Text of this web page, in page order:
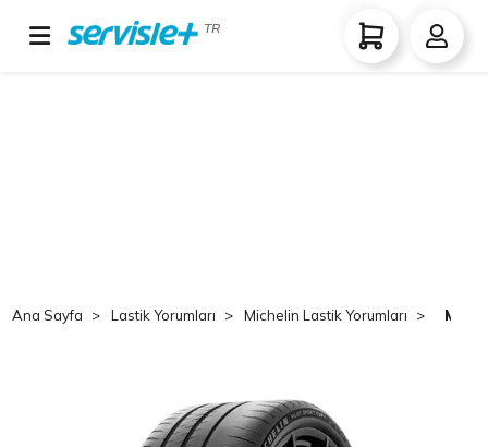
TR
Ana Sayfa Lastik Yorumları Michelin Lastik Yorumları